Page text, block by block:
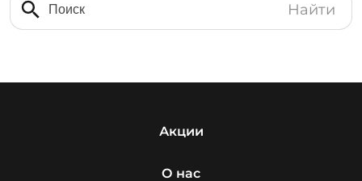
Найти
Акции
О нас